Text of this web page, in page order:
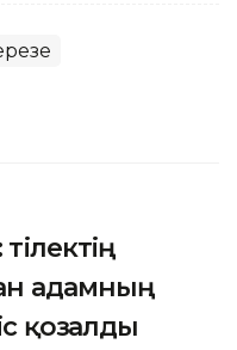
адамның
қозғалды